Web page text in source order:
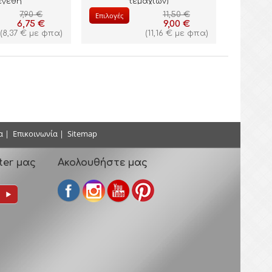
7,90 €
6,75 €
(8,37 €με φπα)
11,50 €
9,00 €
(11,16 €με φπα)
Επιλογές
| Επικοινωνία | Sitemap
μας Ακολουθήστε μας